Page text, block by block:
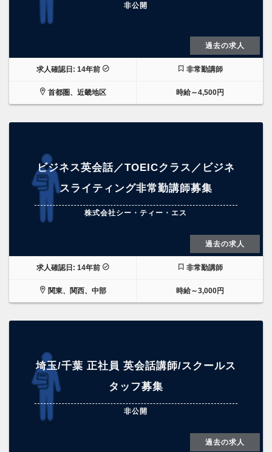
非公開
過去の求人
求人確認日: 14年前 非常勤講師
首都圏、近畿地区 時給～4,500円
ビジネス英会話／TOEICクラス／ビジネ
スライティング非常勤講師募集
株式会社シー・ティー・エス
過去の求人
求人確認日: 14年前 非常勤講師
関東、関西、中部 時給～3,000円
埼玉/千葉 正社員 英会話講師/スクールス
タッフ募集
非公開
過去の求人